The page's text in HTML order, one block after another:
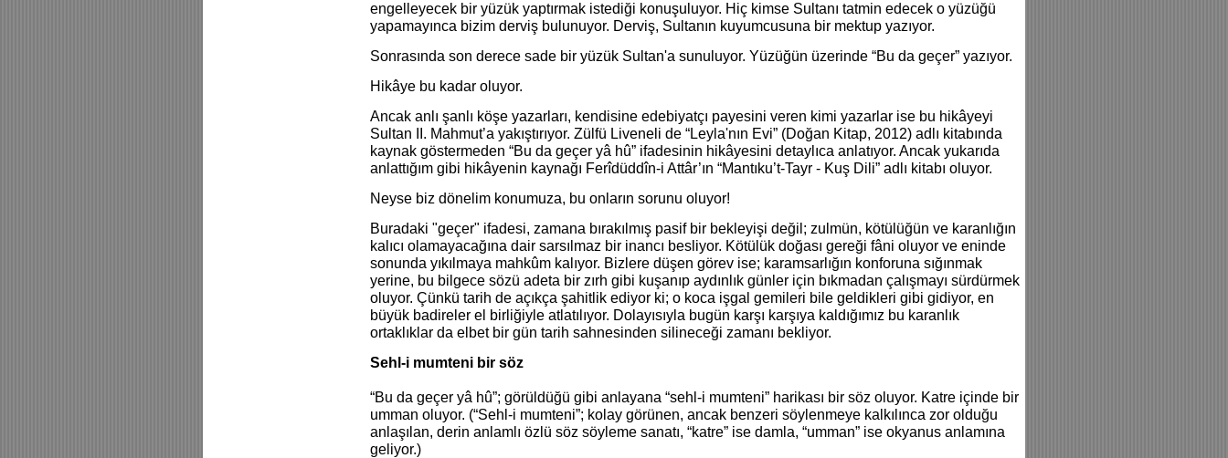
engelleyecek bir yüzük yaptırmak istediği konuşuluyor. Hiç kimse Sultanı tatmin edecek o yüzüğü
yapamayınca bizim derviş bulunuyor. Derviş, Sultanın kuyumcusuna bir mektup yazıyor.
Sonrasında son derece sade bir yüzük Sultan'a sunuluyor. Yüzüğün üzerinde “Bu da geçer” yazıyor.
Hikâye bu kadar oluyor.
Ancak anlı şanlı köşe yazarları, kendisine edebiyatçı payesini veren kimi yazarlar ise bu hikâyeyi
Sultan II. Mahmut’a yakıştırıyor. Zülfü Liveneli de “Leyla'nın Evi” (Doğan Kitap, 2012) adlı kitabında
kaynak göstermeden “Bu da geçer yâ hû” ifadesinin hikâyesini detaylıca anlatıyor. Ancak yukarıda
anlattığım gibi hikâyenin kaynağı Ferîdüddîn-i Attâr’ın “Mantıku’t-Tayr - Kuş Dili” adlı kitabı oluyor.
Neyse biz dönelim konumuza, bu onların sorunu oluyor!
Buradaki "geçer" ifadesi, zamana bırakılmış pasif bir bekleyişi değil; zulmün, kötülüğün ve karanlığın
kalıcı olamayacağına dair sarsılmaz bir inancı besliyor. Kötülük doğası gereği fâni oluyor ve eninde
sonunda yıkılmaya mahkûm kalıyor. Bizlere düşen görev ise; karamsarlığın konforuna sığınmak
yerine, bu bilgece sözü adeta bir zırh gibi kuşanıp aydınlık günler için bıkmadan çalışmayı sürdürmek
oluyor. Çünkü tarih de açıkça şahitlik ediyor ki; o koca işgal gemileri bile geldikleri gibi gidiyor, en
büyük badireler el birliğiyle atlatılıyor. Dolayısıyla bugün karşı karşıya kaldığımız bu karanlık
ortaklıklar da elbet bir gün tarih sahnesinden silineceği zamanı bekliyor.
Sehl-i mumteni bir söz
“Bu da geçer yâ hû”; görüldüğü gibi anlayana “sehl-i mumteni” harikası bir söz oluyor. Katre içinde bir
umman oluyor. (“Sehl-i mumteni”; kolay görünen, ancak benzeri söylenmeye kalkılınca zor olduğu
anlaşılan, derin anlamlı özlü söz söyleme sanatı, “katre” ise damla, “umman” ise okyanus anlamına
geliyor.)